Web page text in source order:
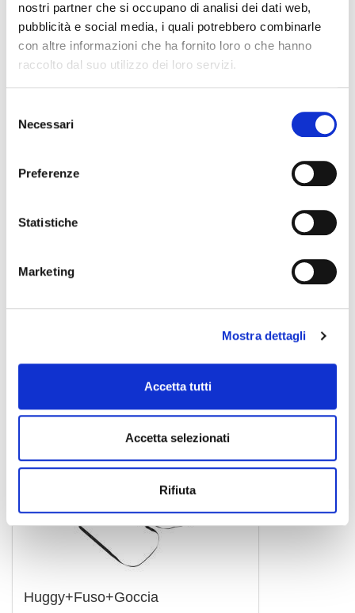
nostri partner che si occupano di analisi dei dati web,
pubblicità e social media, i quali potrebbero combinarle
con altre informazioni che ha fornito loro o che hanno
raccolto dal suo utilizzo dei loro servizi.
delNecessari
Preferenze
Statistiche
Marketing
Mostra dettagli
Accetta tutti
Accetta selezionati
Rifiuta
Goccia
Huggy+Fuso+Goccia